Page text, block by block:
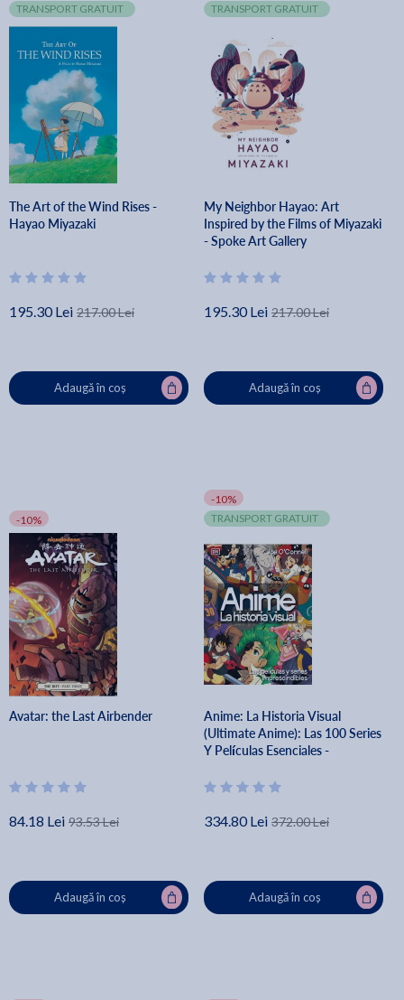
TRANSPORT GRATUIT
The Art of the Wind Rises -
Hayao Miyazaki
195.30 Lei 217.00 Lei
Adaugă în coș
TRANSPORT GRATUIT
My Neighbor Hayao: Art
Inspired by the Films of Miyazaki
- Spoke Art Gallery
195.30 Lei 217.00 Lei
Adaugă în coș
-10%
Avatar: the Last Airbender
84.18 Lei 93.53 Lei
Adaugă în coș
-10%
TRANSPORT GRATUIT
Anime: La Historia Visual
(Ultimate Anime): Las 100 Series
Y Películas Esenciales -
334.80 Lei 372.00 Lei
Adaugă în coș